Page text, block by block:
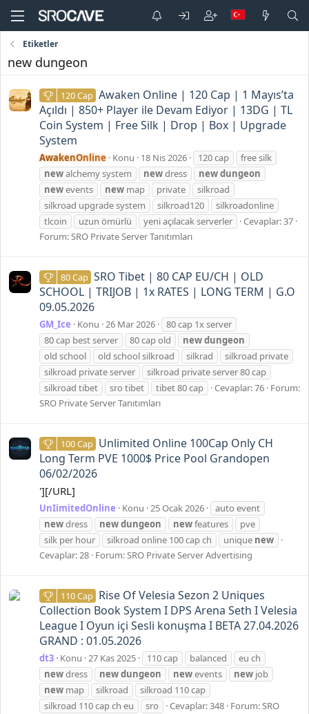
Etiketler
new dungeon
120 Cap Awaken Online | 120 Cap | 1 Mayıs’ta
Açıldı | 850+ Player ile Devam Ediyor | 13DG | TL
Coin System | Free Silk | Drop | Box | Upgrade
System
AwakenOnline Konu 18 Nis 2026 120 cap
free silk
newalchemy system newdress newdungeon
newevents new map private
silkroad
silkroad upgrade system
silkroad120
silkroadonline
tlcoin
uzun ömürlü yeni açılacak serverler
Cevaplar: 37
Forum:SRO Private Server Tanıtımları
80 Cap SRO Tibet | 80 CAP EU/CH | OLD
SCHOOL | TRIJOB | 1x RATES | LONG TERM | G.O
09.05.2026
GM_Ice Konu 26 Mar 2026
80 cap 1x server
80 cap best server
80 cap old newdungeon
old school
old school silkroad silkrad
silkroad private
silkroad private server
silkroad private server 80 cap
silkroad tibet
sro tibet tibet 80 cap Cevaplar: 76 Forum:
SRO Private Server Tanıtımları
100 Cap Unlimited Online 100Cap Only CH
Long Term PVE 1000$ Price Pool Grandopen
06/02/2026
'][/URL]
UnIimitedOnline Konu 25 Ocak 2026
auto event
newdress newdungeon newfeatures
pve
silk per hour
silkroad online 100 cap ch unique new
Cevaplar: 28 Forum:SRO Private Server Advertising
110 Cap Rise Of Velesia Sezon 2 Uniques
Collection Book System I DPS Arena Seth I Velesia
League I Oyun içi Sesli konuşma I BETA 27.04.2026
GRAND : 01.05.2026
dt3 Konu 27 Kas 2025 110 cap balanced
eu ch
newdress newdungeon newevents new job
new map silkroad
silkroad 110 cap
silkroad 110 cap ch eu
sro Cevaplar: 348 Forum:SRO